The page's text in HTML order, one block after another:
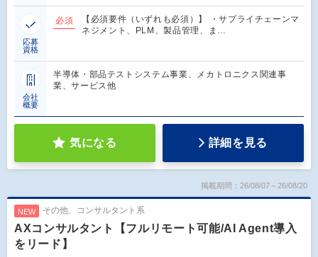
応募
資格
必須
【必須要件（いずれも必須）】 ・サプライチェーンマ
ネジメント、PLM、製品管理、ま…
会社
概要
半導体・部品テストシステム事業、メカトロニクス関連事
業、サービス他
気になる 詳細を見る
掲載期間：26/08/07～26/08/20
NEW その他、コンサルタント系
AXコンサルタント【フルリモート可能/AI Agent導入
をリード】